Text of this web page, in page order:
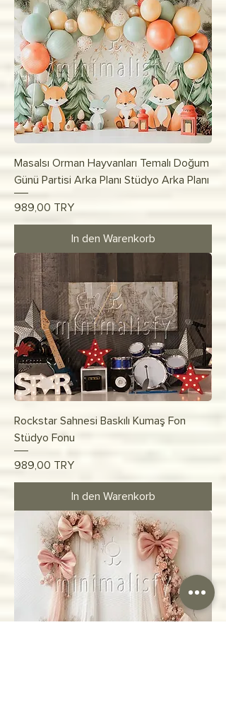
Masalsı Orman Hayvanları Temalı Doğum
Günü Partisi Arka Planı Stüdyo Arka Planı
Preis
989,00 TRY
In den Warenkorb
Rockstar Sahnesi Baskılı Kumaş Fon
Stüdyo Fonu
Preis
989,00 TRY
In den Warenkorb